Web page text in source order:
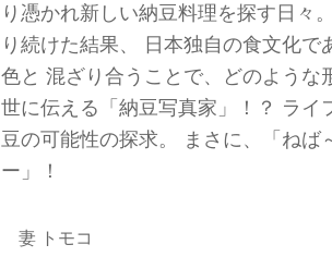
り憑かれ新しい納豆料理を探す日々
り続けた結果、 日本独自の食文化で
色と 混ざり合うことで、どのような
世に伝える「納豆写真家」！？ ライ
豆の可能性の探求。 まさに、「ねば
ー」！
妻 トモコ